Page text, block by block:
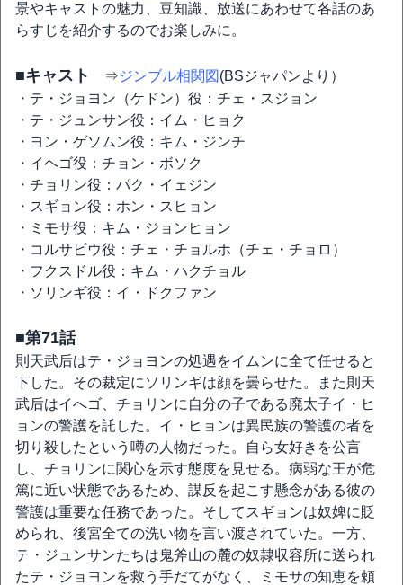
景やキャストの魅力、豆知識、放送にあわせて各話のあ
らすじを紹介するのでお楽しみに。
■キャスト ⇒ジンブル相関図 (BSジャパンより）
・テ・ジョヨン（ケドン）役：チェ・スジョン
・テ・ジュンサン役：イム・ヒョク
・ヨン・ゲソムン役：キム・ジンチ
・イヘゴ役：チョン・ボソク
・チョリン役：パク・イェジン
・スギョン役：ホン・スヒョン
・ミモサ役：キム・ジョンヒョン
・コルサビウ役：チェ・チョルホ（チェ・チョロ）
・フクスドル役：キム・ハクチョル
・ソリンギ役：イ・ドクファン
■第71話
則天武后はテ・ジョヨンの処遇をイムンに全て任せると
下した。その裁定にソリンギは顔を曇らせた。また則天
武后はイへゴ、チョリンに自分の子である廃太子イ・ヒ
ョンの警護を託した。イ・ヒョンは異民族の警護の者を
切り殺したという噂の人物だった。自ら女好きを公言
し、チョリンに関心を示す態度を見せる。病弱な王が危
篤に近い状態であるため、謀反を起こす懸念がある彼の
警護は重要な任務であった。そしてスギョンは奴婢に貶
められ、後宮全ての洗い物を言い渡されていた。一方、
テ・ジュンサンたちは鬼斧山の麓の奴隷収容所に送られ
たテ・ジョヨンを救う手だてがなく、ミモサの知恵を頼